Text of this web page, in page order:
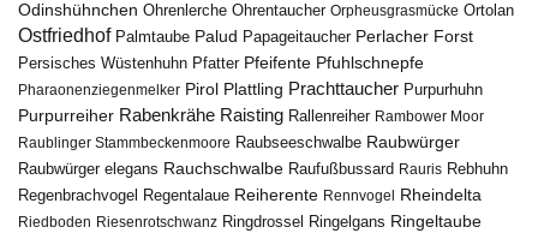
Odinshühnchen Ohrenlerche Ohrentaucher Orpheusgrasmücke Ortolan
Ostfriedhof Palmtaube Palud Papageitaucher Perlacher Forst
Persisches Wüstenhuhn Pfatter Pfeifente Pfuhlschnepfe
Pharaonenziegenmelker Pirol Plattling Prachttaucher Purpurhuhn
Purpurreiher Rabenkrähe Raisting Rallenreiher Rambower Moor
Raublinger Stammbeckenmoore Raubseeschwalbe Raubwürger
Raubwürger elegans Rauchschwalbe Raufußbussard Rauris Rebhuhn
Regenbrachvogel Regentalaue Reiherente Rennvogel Rheindelta
Riedboden Riesenrotschwanz Ringdrossel Ringelgans Ringeltaube